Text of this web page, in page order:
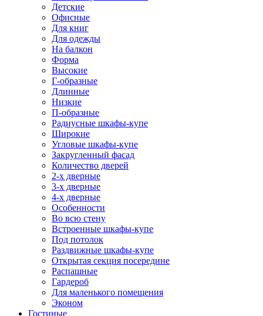
Детские
Офисные
Для книг
Для одежды
На балкон
Форма
Высокие
Г-образные
Длинные
Низкие
П-образные
Радиусные шкафы-купе
Широкие
Угловые шкафы-купе
Закругленный фасад
Количество дверей
2-х дверные
3-х дверные
4-х дверные
Особенности
Во всю стену
Встроенные шкафы-купе
Под потолок
Раздвижные шкафы-купе
Открытая секция посередине
Распашные
Гардероб
Для маленького помещения
Эконом
Гостиные